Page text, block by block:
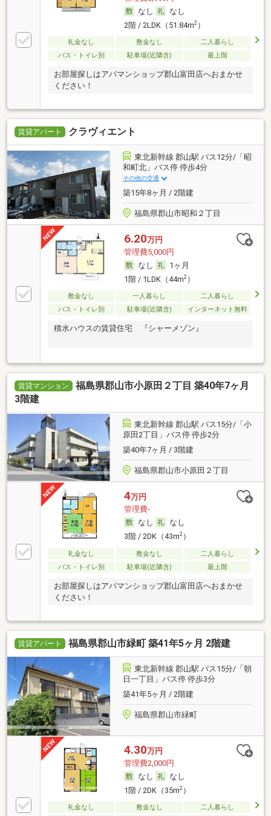
なし
なし
2階 / 2LDK（51.84m2）
礼金なし 敷金なし
二人暮らし
バス・トイレ別
駐車場(近隣含) 最上階
お部屋探しはアパマンショップ郡山富田店へおまかせ
ください！
賃貸アパート クラヴィエント
東北新幹線 郡山駅 バス12分/「昭
和町北」バス停 停歩4分
その他の交通
築15年8ヶ月 / 2階建
福島県郡山市昭和２丁目
6.20万円
管理費5,000円
なし
1ヶ月
1階 / 1LDK（44m2）
敷金なし 一人暮らし
二人暮らし
バス・トイレ別
駐車場(近隣含) インターネット無料
積水ハウスの賃貸住宅 『シャーメゾン』
賃貸マンション
福島県郡山市小原田２丁目 築40年7ヶ月
3階建
東北新幹線 郡山駅 バス15分/「小
原田2丁目」バス停 停歩2分
築40年7ヶ月 / 3階建
福島県郡山市小原田２丁目
4万円
管理費-
なし
なし
3階 / 2DK（43m2）
礼金なし 敷金なし
二人暮らし
バス・トイレ別
駐車場(近隣含) 最上階
お部屋探しはアパマンショップ郡山富田店へおまかせ
ください！
賃貸アパート 福島県郡山市緑町 築41年5ヶ月 2階建
東北新幹線 郡山駅 バス15分/「朝
日一丁目」バス停 停歩3分
築41年5ヶ月 / 2階建
福島県郡山市緑町
4.30万円
管理費2,000円
なし
なし
1階 / 2DK（35m2）
礼金なし 敷金なし
二人暮らし